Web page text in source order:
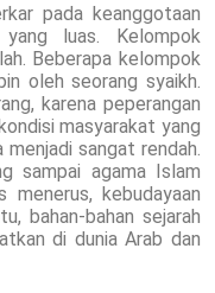
pada keanggotaan
luas. Kelompok
Beberapa kelompok
oleh seorang syaikh.
karena peperangan
masyarakat yang
sangat rendah.
sampai agama Islam
menerus, kebudayaan
bahan-bahan sejarah
di dunia Arab dan